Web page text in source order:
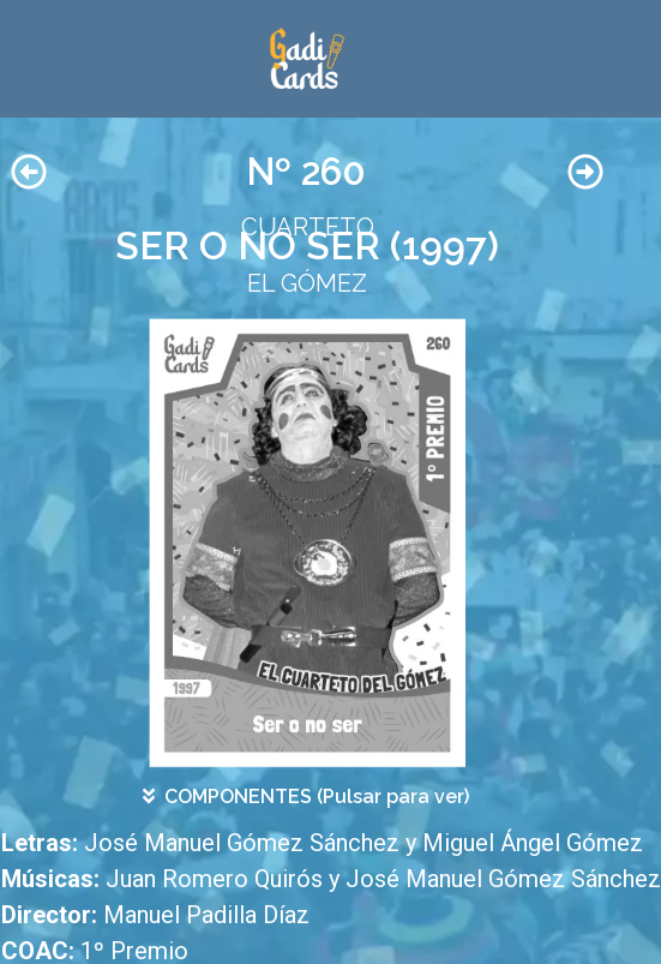
Nº 260
CUARTETO
SER O NO SER (1997)
EL GÓMEZ
COMPONENTES (Pulsar para ver)
Letras:José Manuel Gómez Sánchez y Miguel Ángel Gómez
Músicas: Juan Romero Quirós y José Manuel Gómez Sánchez
Director: Manuel Padilla Díaz
COAC:1º Premio